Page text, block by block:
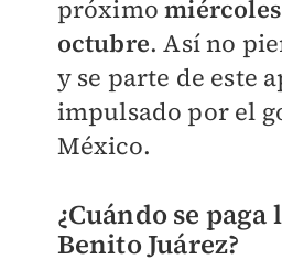
próximo
octubre. Así no
y se parte de este
impulsado por el
México.
¿Cuándo se paga
Benito Juárez?